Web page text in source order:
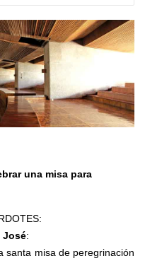
una misa para
José:
santa misa de peregrinación